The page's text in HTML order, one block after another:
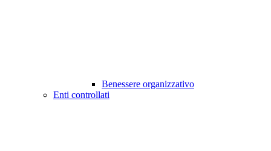
Benessere organizzativo
Enti controllati